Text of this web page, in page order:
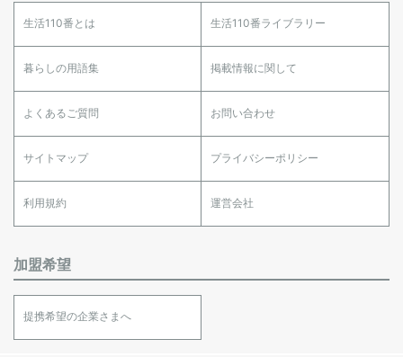
生活110番とは 生活110番ライブラリー
暮らしの用語集 掲載情報に関して
よくあるご質問 お問い合わせ
サイトマップ プライバシーポリシー
利用規約 運営会社
加盟希望
提携希望の企業さまへ